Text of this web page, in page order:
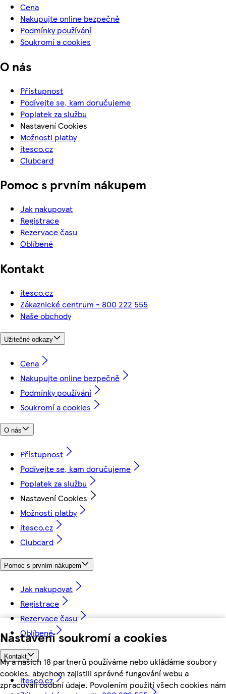
Nastavení soukromí a cookies
My a našich 18 partnerů používáme nebo ukládáme soubory
cookies, abychom zajistili správné fungování webu a
zpracovali osobní údaje. Povolením použití všech cookies nám
Cena
Nakupujte online bezpečně
Podmínky používání
Soukromí a cookies
O nás
Přístupnost
Podívejte se, kam doručujeme
Poplatek za službu
Nastavení Cookies
Možnosti platby
itesco.cz
Clubcard
Pomoc s prvním nákupem
Jak nakupovat
Registrace
Rezervace času
Oblíbené
Kontakt
itesco.cz
Zákaznické centrum - 800 222 555
Naše obchody
Užitečné odkazy
Cena
Nakupujte online bezpečně
Podmínky používání
Soukromí a cookies
O nás
Přístupnost
Podívejte se, kam doručujeme
Poplatek za službu
Nastavení Cookies
Možnosti platby
itesco.cz
Clubcard
Pomoc s prvním nákupem
Jak nakupovat
Registrace
Rezervace času
Oblíbené
Kontakt
itesco.cz